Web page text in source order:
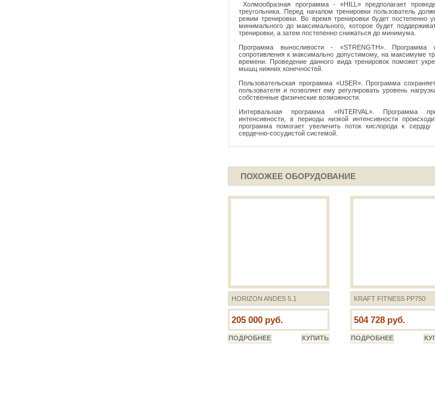
Холмообразная программа - «HILL» предполагает
треугольника. Перед началом тренировки пользователь
режим тренировки. Во время тренировки будет постепенно
минимального до максимального, которое будет
тренировки, а затем постепенно снижаться до минимума.
Программа выносливости - «STRENGTH». Программа
сопротивления к максимально допустимому, на максимуме
времени. Проведение данного вида тренировок поможет
мышц нижних конечностей.
Пользовательская программа «USER». Программа
пользователя и позволяет ему регулировать уровень
собственные физические возможности.
Интервальная программа «INTERVAL». Программа
интенсивности, в периоды низкой интенсивности
программа помогает увеличить поток кислорода к
сердечно-сосудистой системой.
ПОХОЖЕЕ ОБОРУДОВАНИЕ
HORIZON ANDES 5.1 KRAFT FITNESS PP750
205 000 руб. 504 728 руб.